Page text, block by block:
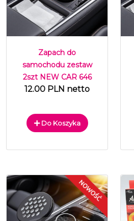
Zapach do
samochodu zestaw
2szt NEW CAR 646
12.00 PLN netto
Do Koszyka